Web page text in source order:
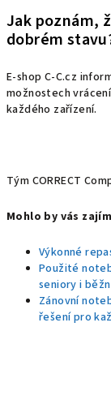
Jak poznám,
dobrém
E-shop C-C.cz
možnostech
každého zařízení.
Tým CORRECT
Mohlo by vás
Výkonné
Použité
seniory i
Zánovní
řešení pro